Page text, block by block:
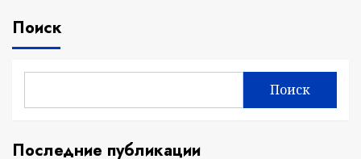
Поиск
Поиск
Последние публикации